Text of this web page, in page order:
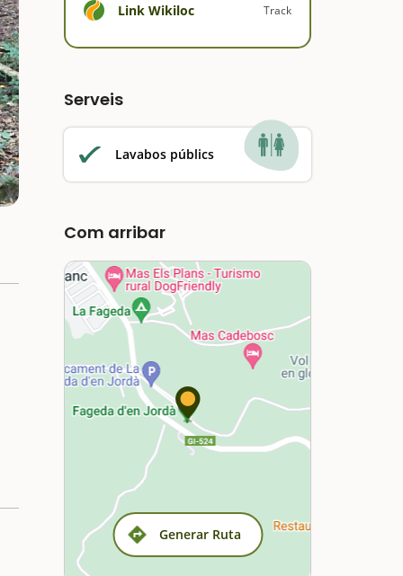
Link Wikiloc Track
Serveis
Lavabos públics
Com arribar
Generar Ruta